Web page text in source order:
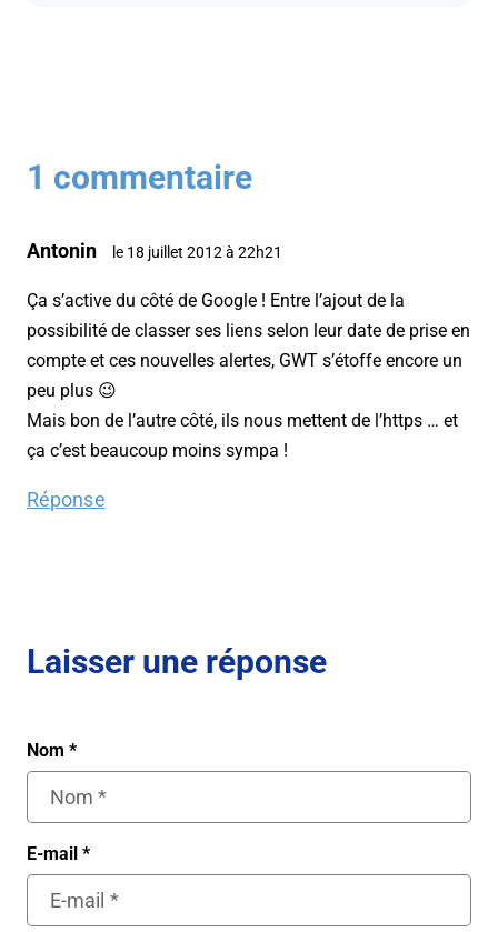
1 commentaire
Antonin le 18 juillet 2012 à 22h21
Ça s’active du côté de Google ! Entre l’ajout de la
possibilité de classer ses liens selon leur date de prise en
compte et ces nouvelles alertes, GWT s’étoffe encore un
peu plus 😉
Mais bon de l’autre côté, ils nous mettent de l’https … et
ça c’est beaucoup moins sympa !
Réponse
Laisser une réponse
Nom *
E-mail *